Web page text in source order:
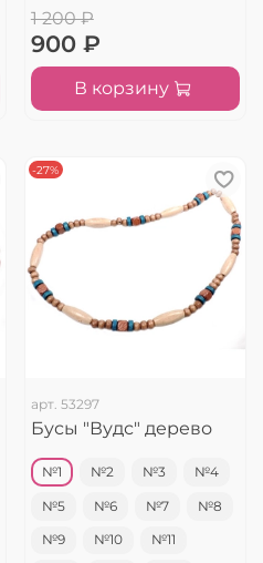
1 200 ₽
900 ₽
В корзину
-27%
арт. 53297
Бусы "Вудс" дерево
№1 №2 №3 №4
№5 №6 №7 №8
№9 №10 №11